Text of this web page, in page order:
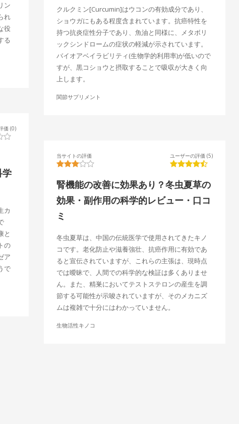
ン
れ
役
る
クルクミン[Curcumin]はウコンの有効成分であり、
ショウガにもある程度含まれています。抗癌特性を
持つ抗炎症性分子であり、魚油と同様に、メタボリ
ックシンドロームの症状の軽減が示されています。
バイオアベイラビリティ(生物学的利用率)が低いので
すが、黒コショウと摂取することで吸収が大きく向
上します。
関節サプリメント
価 (0)
カ
と
の
ア
で
当サイトの評価 ユーザーの評価 (5)
腎機能の改善に効果あり？冬虫夏草の
効果・副作用の科学的レビュー・口コ
ミ
冬虫夏草は、中国の伝統医学で使用されてきたキノ
コです。老化防止や滋養強壮、抗癌作用に有効であ
ると宣伝されていますが、これらの主張は、現時点
では曖昧で、人間での科学的な検証は多くありませ
ん。また、精巣においてテストステロンの産生を調
節する可能性が示唆されていますが、そのメカニズ
ムは複雑で十分にはわかっていません。
生物活性キノコ